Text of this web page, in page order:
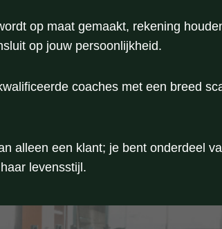
op maat gemaakt, rekening
op jouw persoonlijkheid.
coaches met een breed
alleen een klant; je bent onderdeel
levensstijl.